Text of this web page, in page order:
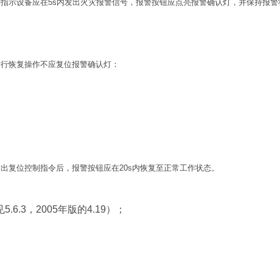
设备应在5s内发出火灾报警信号，报警按钮应点亮报警确认灯，并保持报警
复操作不应复位报警确认灯：
位控制指令后，报警按钮应在20s内恢复至正常工作状态。
，2005年版的4.19）；